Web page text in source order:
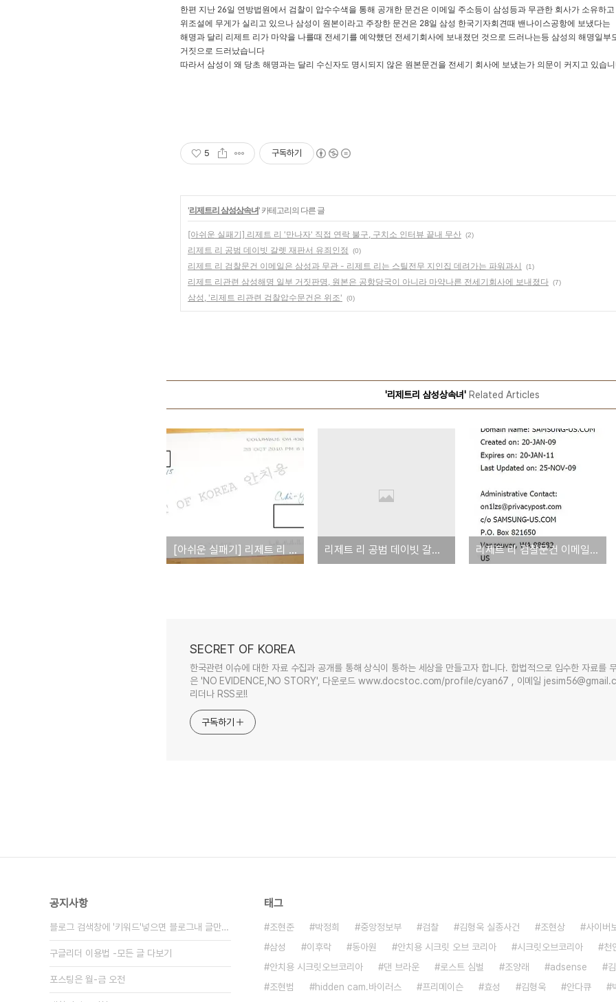
한편 지난 26일 연방법원에서 검찰이 압수수색을 통해 공개한 문건은 이메일 주소등이 삼성등과 무관한 회사가 소유하
위조설에 무게가 실리고 있으나 삼성이 원본이라고 주장한 문건은 28일 삼성 한국기자회견때 밴나이스공항에 보냈다는
해명과 달리 리제트 리가 마약을 나를때 전세기를 예약했던 전세기회사에 보내졌던 것으로 드러나는등 삼성의 해명일부
거짓으로 드러났습니다
따라서 삼성이 왜 당초 해명과는 달리 수신자도 명시되지 않은 원본문건을 전세기 회사에 보냈는가 의문이 커지고 있습
5 구독하기
'리제트리 삼성상속녀' 카테고리의 다른 글
[아쉬운 실패기] 리제트 리 '만나자' 직접 연락 불구, 구치소 인터뷰 끝내 무산 (2)
리제트 리 공범 데이빗 갈렛 재판서 유죄인정 (0)
리제트 리 검찰문건 이메일은 삼성과 무관 - 리제트 리는 스틸전무 지인집 데려가는 파워과시 (1)
리제트 리관련 삼성해명 일부 거짓판명, 원본은 공항당국이 아니라 마약나른 전세기회사에 보내졌다 (7)
삼성, '리제트 리관련 검찰압수문건은 위조' (0)
'리제트리 삼성상속녀'Related Articles
[아쉬운 실패기] 리제트 리 '만나자' 직접 연락 불구, 구치소 인터뷰 끝내 무산 리제트 리 공범 데이빗 갈렛 재판서 유죄인정 리제트 리 검찰문건 이메일은 삼성과 무관 - 리제트 리는 스틸전무 지인집 데려가는 파워과시
SECRET OF KOREA
한국관련 이슈에 대한 자료 수집과 공개를 통해 상식이 통하는 세상을 만들고자 합니다. 합법적으로 입수한 자료를
은 'NO EVIDENCE,NO STORY', 다운로드 www.docstoc.com/profile/cyan67 , 이메일
리더나 RSS로!!
구독하기
공지사항
블로그 검색창에 '키워드'넣으면 블로그내 글만 검색
구글리더 이용법 -모든 글 다보기
포스팅은 월-금 오전
태그
조현준 박정희 중앙정보부 검찰 김형욱 실종사건 조현상
사이버
삼성
이후락 동아원 안치용 시크릿 오브 코리아 시크릿오브코리아
천
안치용 시크릿오브코리아
댄 브라운 로스트 심벌 조양래 adsense
조현범
hidden cam.바이러스 프리메이슨 효성 김형욱 안다큐